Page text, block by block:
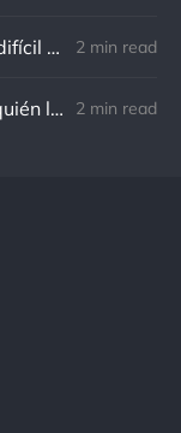
G. Washington: Cuanto más difícil es el conflicto, mayor es el triunfo. 2 min read
Naval: Cuanto más importa quién lo ha dicho, menos importa en realidad 2 min read